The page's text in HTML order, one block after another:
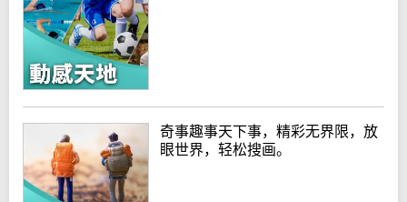
奇事趣事天下事，精彩无界限，放
眼世界，轻松搜画。